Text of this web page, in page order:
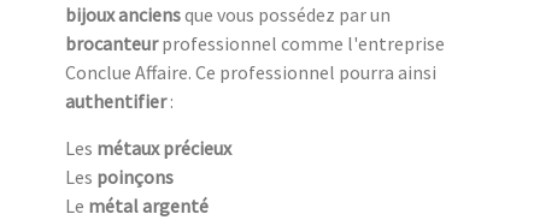
bijoux anciensque vous possédez par un
brocanteurprofessionnel comme l'entreprise
Conclue Affaire. Ce professionnel pourra ainsi
authentifier:
Les métaux précieux
Les poinçons
Le métal argenté